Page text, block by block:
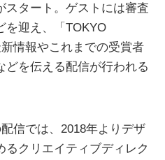
スタート。ゲストには審査
を迎え、「TOKYO
情報やこれまでの受賞者
を伝える配信が行われる
信では、2018年よりデザ
クリエイティブディレク